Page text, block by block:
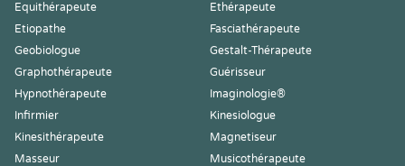
Equithérapeute
Ethérapeute
Etiopathe
Fasciathérapeute
Geobiologue
Gestalt-Thérapeute
Graphothérapeute
Guérisseur
Hypnothérapeute
Imaginologie®
Infirmier
Kinesiologue
Kinesithérapeute
Magnetiseur
Masseur
Musicothérapeute